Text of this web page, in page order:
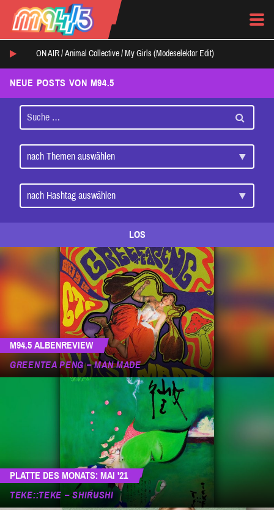
ON AIR / Animal Collective / My Girls (Modeselektor Edit)
NEUE POSTS VON M94.5
LOS
M94.5 ALBENREVIEW
GREENTEA PENG – MAN MADE
PLATTE DES MONATS: MAI '21
TEKE::TEKE – SHIRUSHI